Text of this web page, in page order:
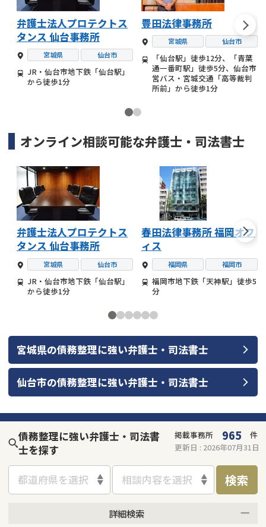
弁護士法人プロテクトス
タンス 仙台事務所
宮城県 仙台市
JR・仙台市地下鉄「仙台駅」
から徒歩1分
豊田法律事務所
宮城県 仙台市
「仙台駅」徒歩12分、「青葉
通一番町駅」徒歩5分、仙台市
営バス・宮城交通「高等裁判
所前」から徒歩1分
オンライン相談可能な弁護士・司法書士
弁護士法人プロテクトス
タンス 仙台事務所
宮城県 仙台市
JR・仙台市地下鉄「仙台駅」
から徒歩1分
春田法律事務所 福岡オフ
ィス
福岡県 福岡市
福岡市地下鉄「天神駅」徒歩5
分
宮城県の債務整理に強い弁護士・司法書士
仙台市の債務整理に強い弁護士・司法書士
債務整理に強い弁護士・司法書
士を探す
掲載事務所 965
件
更新日 : 2026年07月31日
都道府県を選択 相談内容を選択 検索
詳細検索